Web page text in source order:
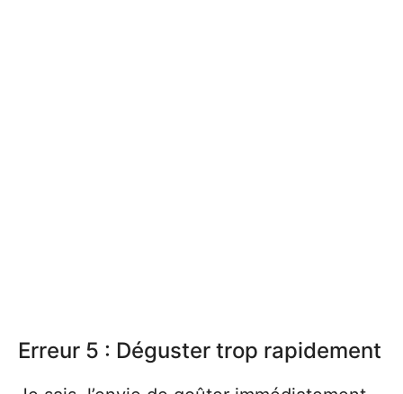
Erreur 5 : Déguster trop rapidement